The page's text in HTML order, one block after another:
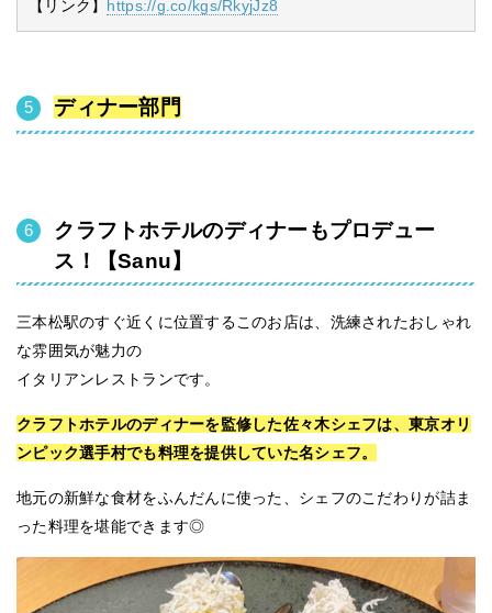
【リンク】 https://g.co/kgs/RkyjJz8
ディナー部門
クラフトホテルのディナーもプロデュー
ス！【Sanu】
三本松駅のすぐ近くに位置するこのお店は、洗練されたおしゃれ
な雰囲気が魅力の
イタリアンレストランです。
クラフトホテルのディナーを監修した佐々木シェフは、東京オリ
ンピック選手村でも料理を提供していた名シェフ。
地元の新鮮な食材をふんだんに使った、シェフのこだわりが詰ま
った料理を堪能できます◎